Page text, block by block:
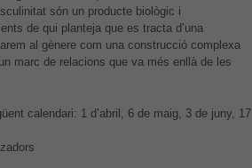
són un producte biològic i
de qui planteja que es tracta d’una
al gènere com una construcció complexa
marc de relacions que va més enllà de les
calendari: 1 d’abril, 6 de maig, 3 de juny, 17